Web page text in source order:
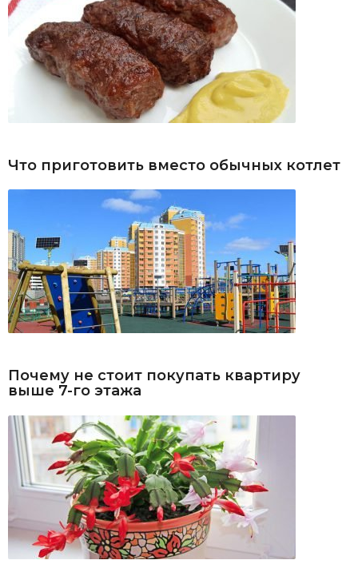
Что приготовить вместо обычных котлет
Почему не стоит покупать квартиру
выше 7-го этажа